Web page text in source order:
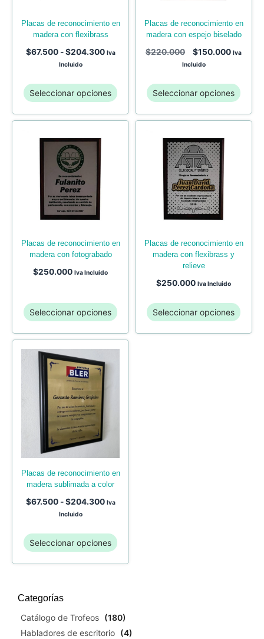
placas de reconocimiento en
madera con flexibrass
$67.500 - $204.300 Iva
Incluido
Seleccionar opciones
placas de reconocimiento en
madera con espejo biselado
$220.000 $150.000 Iva
Incluido
Seleccionar opciones
placas de reconocimiento en
madera con fotograbado
$250.000 Iva Incluido
Seleccionar opciones
placas de reconocimiento en
madera con flexibrass y
relieve
$250.000 Iva Incluido
Seleccionar opciones
placas de reconocimiento en
madera sublimada a color
$67.500 - $204.300 Iva
Incluido
Seleccionar opciones
Categorías
Catálogo de Trofeos (180)
Habladores de escritorio (4)